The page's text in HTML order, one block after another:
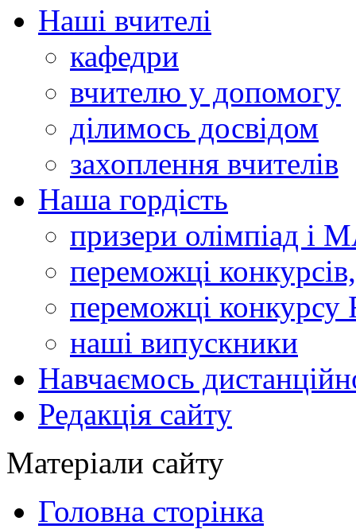
Наші вчителі
кафедри
вчителю у допомогу
ділимось досвідом
захоплення вчителів
Наша гордість
призери олімпіад і
переможці
переможці конкурсу
наші випускники
Навчаємось
Редакція сайту
Матеріали сайту
Головна сторінка